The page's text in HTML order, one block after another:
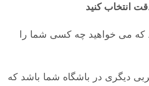
انتخاب کنید
که می خواهید چه کسی شما را
دیگری در باشگاه شما باشد که